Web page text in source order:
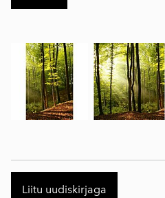
Liitu uudiskirjaga